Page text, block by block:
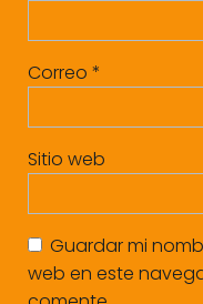
Correo *
Sitio web
Guardar mi
web en este